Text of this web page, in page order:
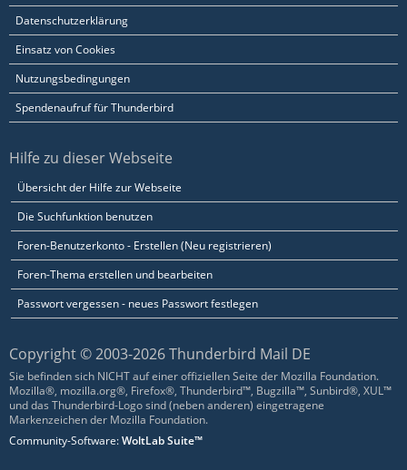
Datenschutzerklärung
Einsatz von Cookies
Nutzungsbedingungen
Spendenaufruf für Thunderbird
Hilfe zu dieser Webseite
Übersicht der Hilfe zur Webseite
Die Suchfunktion benutzen
Foren-Benutzerkonto - Erstellen (Neu registrieren)
Foren-Thema erstellen und bearbeiten
Passwort vergessen - neues Passwort festlegen
Copyright © 2003-2026 Thunderbird Mail DE
Sie befinden sich NICHT auf einer offiziellen Seite der Mozilla Foundation.
Mozilla®, mozilla.org®, Firefox®, Thunderbird™, Bugzilla™, Sunbird®, XUL™
und das Thunderbird-Logo sind (neben anderen) eingetragene
Markenzeichen der Mozilla Foundation.
Community-Software:WoltLab Suite™